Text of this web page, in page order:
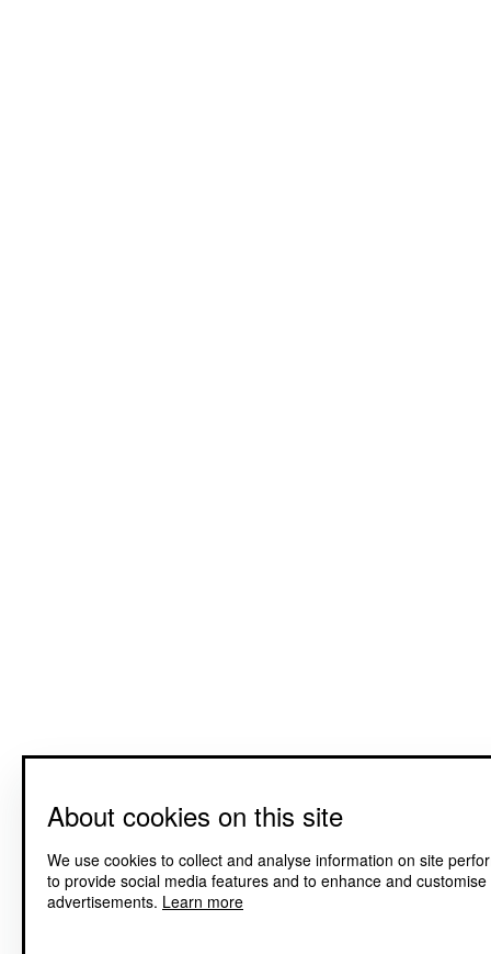
About cookies on this site
We use cookies to collect and analyse information on site
to provide social media features and to enhance and
advertisements. Learn more